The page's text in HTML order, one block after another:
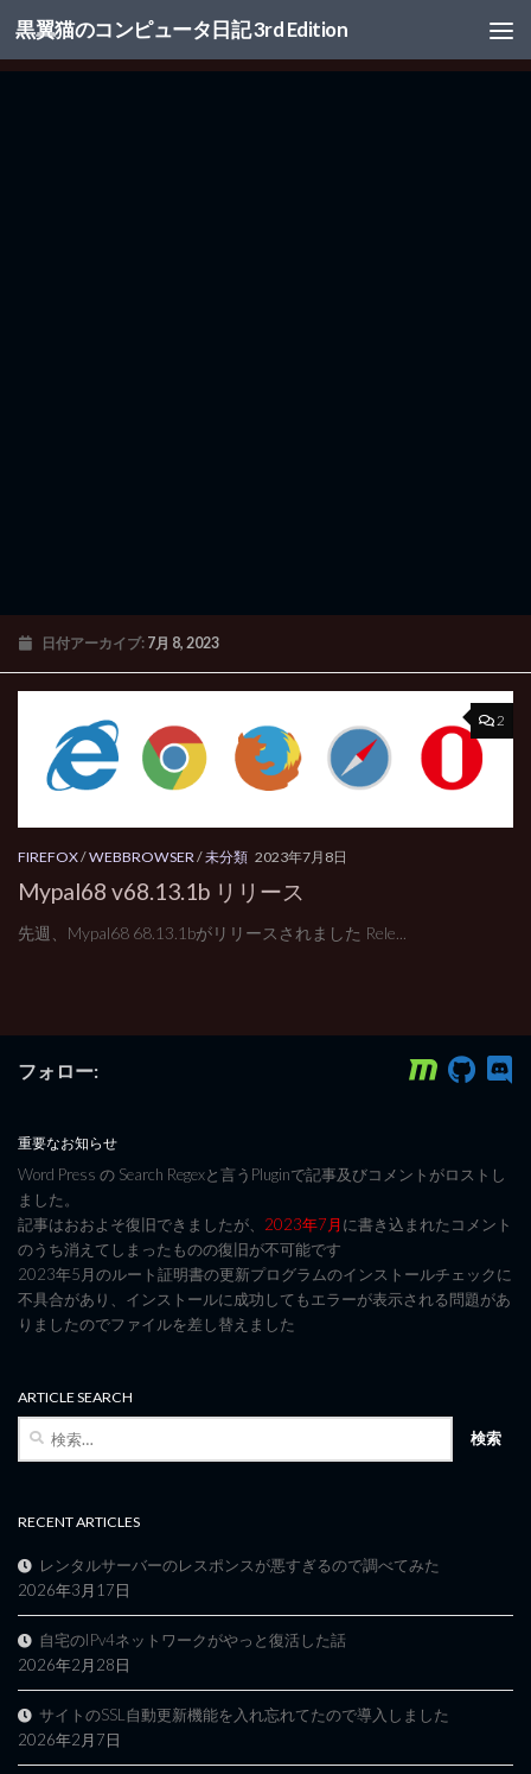
コンテンツへスキップ
黒翼猫のコンピュータ日記 3rd Edition
日付アーカイブ: 7月 8, 2023
2
FIREFOX/WEBBROWSER/未分類 2023年7月8日
Mypal68 v68.13.1b リリース
先週、Mypal68 68.13.1bがリリースされました Rele...
フォロー:
重要なお知らせ
Word Press の Search Regexと言うPluginで記事及びコメントがロストし
ました。
記事はおおよそ復旧できましたが、 2023年7月に書き込まれたコメント
のうち消えてしまったものの復旧が不可能です
2023年5月のルート証明書の更新プログラムのインストールチェックに
不具合があり、インストールに成功してもエラーが表示される問題があ
りましたのでファイルを差し替えました
ARTICLE SEARCH
RECENT ARTICLES
レンタルサーバーのレスポンスが悪すぎるので調べてみた
2026年3月17日
自宅のIPv4ネットワークがやっと復活した話
2026年2月28日
サイトのSSL自動更新機能を入れ忘れてたので導入しました
2026年2月7日